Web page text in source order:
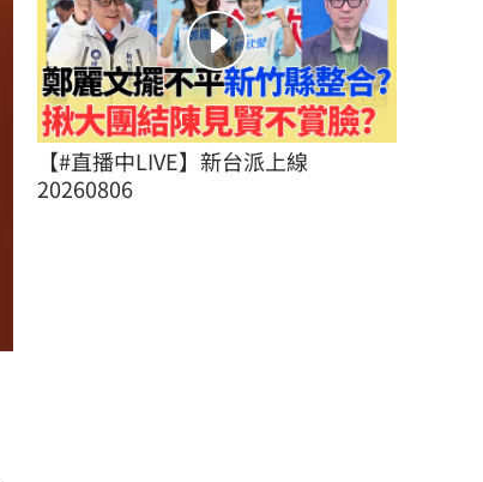
【#直播中LIVE】新台派上線
20260806